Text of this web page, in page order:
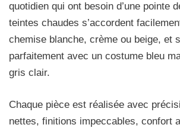
quotidien qui ont besoin d’une pointe
teintes chaudes s’accordent
chemise blanche, crème ou beige, et
parfaitement avec un costume bleu
gris clair.
Chaque pièce est réalisée avec
nettes, finitions impeccables, confort